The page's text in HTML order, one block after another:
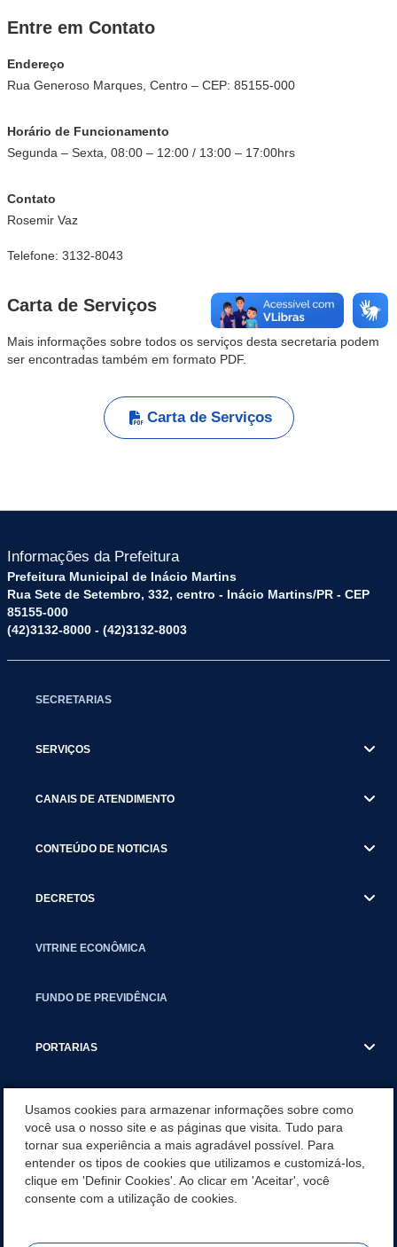
Entre em Contato
Endereço
Rua Generoso Marques, Centro – CEP: 85155-000
Horário de Funcionamento
Segunda – Sexta, 08:00 – 12:00 / 13:00 – 17:00hrs
Contato
Rosemir Vaz
Telefone: 3132-8043
Carta de Serviços
Mais informações sobre todos os serviços desta secretaria podem
ser encontradas também em formato PDF.
Carta de Serviços
Informações da Prefeitura
Prefeitura Municipal de Inácio Martins
Rua Sete de Setembro, 332, centro - Inácio Martins/PR - CEP
85155-000
(42)3132-8000 - (42)3132-8003
SECRETARIAS
SERVIÇOS
CANAIS DE ATENDIMENTO
CONTEÚDO DE NOTICIAS
DECRETOS
VITRINE ECONÔMICA
FUNDO DE PREVIDÊNCIA
PORTARIAS
CONCURSO/PSS/CONVOCAÇÃO
INCENTIVOS PÚBLICOS À PROJETOS CULTURAIS - INÁCIO
MARTINS PR
Usamos cookies para armazenar informações sobre como
você usa o nosso site e as páginas que visita. Tudo para
tornar sua experiência a mais agradável possível. Para
entender os tipos de cookies que utilizamos e customizá-los,
clique em 'Definir Cookies'. Ao clicar em 'Aceitar', você
consente com a utilização de cookies.